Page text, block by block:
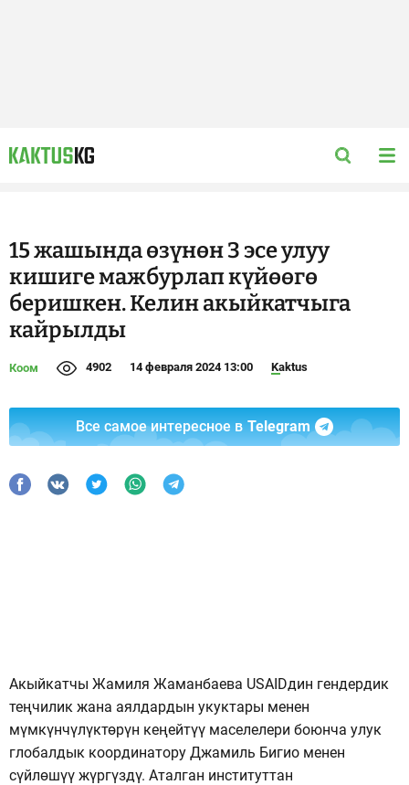
15 жашында өзүнөн 3 эсе улуу
кишиге мажбурлап күйөөгө
беришкен. Келин акыйкатчыга
кайрылды
Коом 4902 14 февраля 2024 13:00 Kaktus
Все самое интересное в Telegram
Акыйкатчы Жамиля Жаманбаева USAIDдин гендердик
теңчилик жана аялдардын укуктары менен
мүмкүнчүлүктөрүн кеңейтүү маселелери боюнча улук
глобалдык координатору Джамиль Бигио менен
сүйлөшүү жүргүздү. Аталган институттан